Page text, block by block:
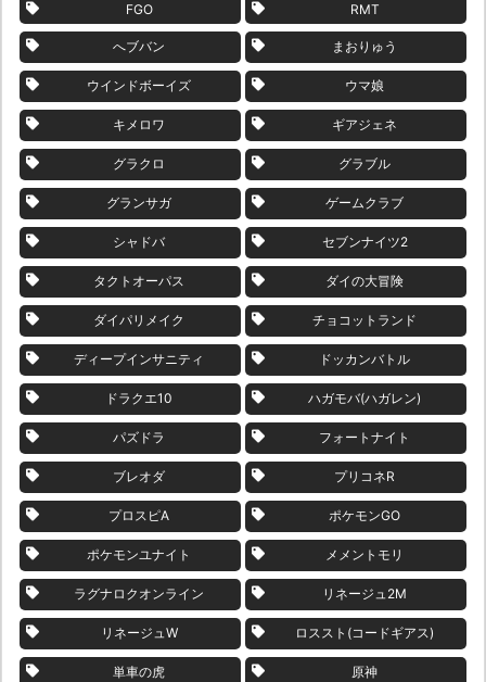
FGO RMT
へブバン まおりゅう
ウインドボーイズ ウマ娘
キメロワ ギアジェネ
グラクロ グラブル
グランサガ ゲームクラブ
シャドバ セブンナイツ2
タクトオーパス ダイの大冒険
ダイパリメイク チョコットランド
ディープインサニティ ドッカンバトル
ドラクエ10 ハガモバ(ハガレン)
パズドラ フォートナイト
ブレオダ プリコネR
プロスピA ポケモンGO
ポケモンユナイト メメントモリ
ラグナロクオンライン リネージュ2M
リネージュW ロススト(コードギアス)
単車の虎 原神